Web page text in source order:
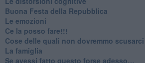
​Buona Festa della Repubblica
Le emozioni
​Ce la posso fare!!!
​Cose delle quali non dovremmo scusarci
​La famiglia
​Se avessi fatto questo forse adesso…